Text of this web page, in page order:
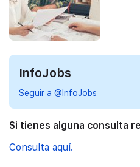
InfoJobs
Seguir a @InfoJobs
Si tienes alguna consulta
Consulta aquí.